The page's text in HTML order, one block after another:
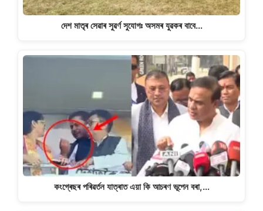
দেশ মাতৃৰ সেৱাৰ সুৱৰ্ণ সুযোগঃ অসমৰ যুৱকৰ বাবে…
কংগ্ৰেছৰ পৰিৱৰ্তন যাত্ৰাত এয়া কি আচৰণ ভূপেন বৰা,…